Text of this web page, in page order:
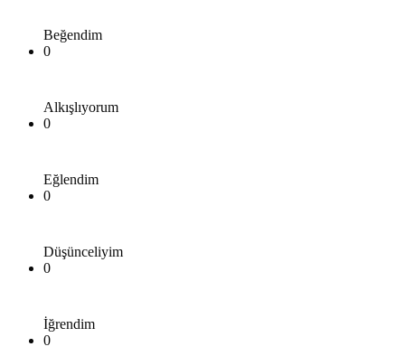
Beğendim
0
Alkışlıyorum
0
Eğlendim
0
Düşünceliyim
0
İğrendim
0